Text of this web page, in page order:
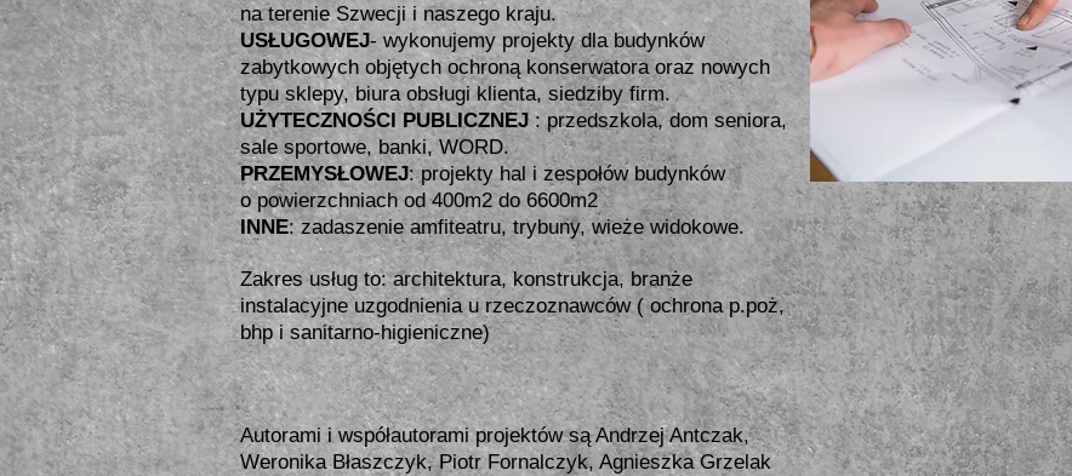
na terenie Szwecji i naszego kraju.
USŁUGOWEJ- wykonujemy projekty dla budynków
zabytkowych objętych ochroną konserwatora oraz nowych
typu sklepy, biura obsługi klienta, siedziby firm.
UŻYTECZNOŚCI PUBLICZNEJ: przedszkola, dom seniora,
sale sportowe, banki, WORD.
PRZEMYSŁOWEJ: projekty hal i zespołów budynków
o powierzchniach od 400m2 do 6600m2
INNE: zadaszenie amfiteatru, trybuny, wieże widokowe.
Zakres usług to: architektura, konstrukcja, branże
instalacyjne uzgodnienia u rzeczoznawców ( ochrona p.poż,
bhp i sanitarno-higieniczne)
Autorami i współautorami projektów są Andrzej Antczak,
Weronika Błaszczyk, Piotr Fornalczyk, Agnieszka Grzelak